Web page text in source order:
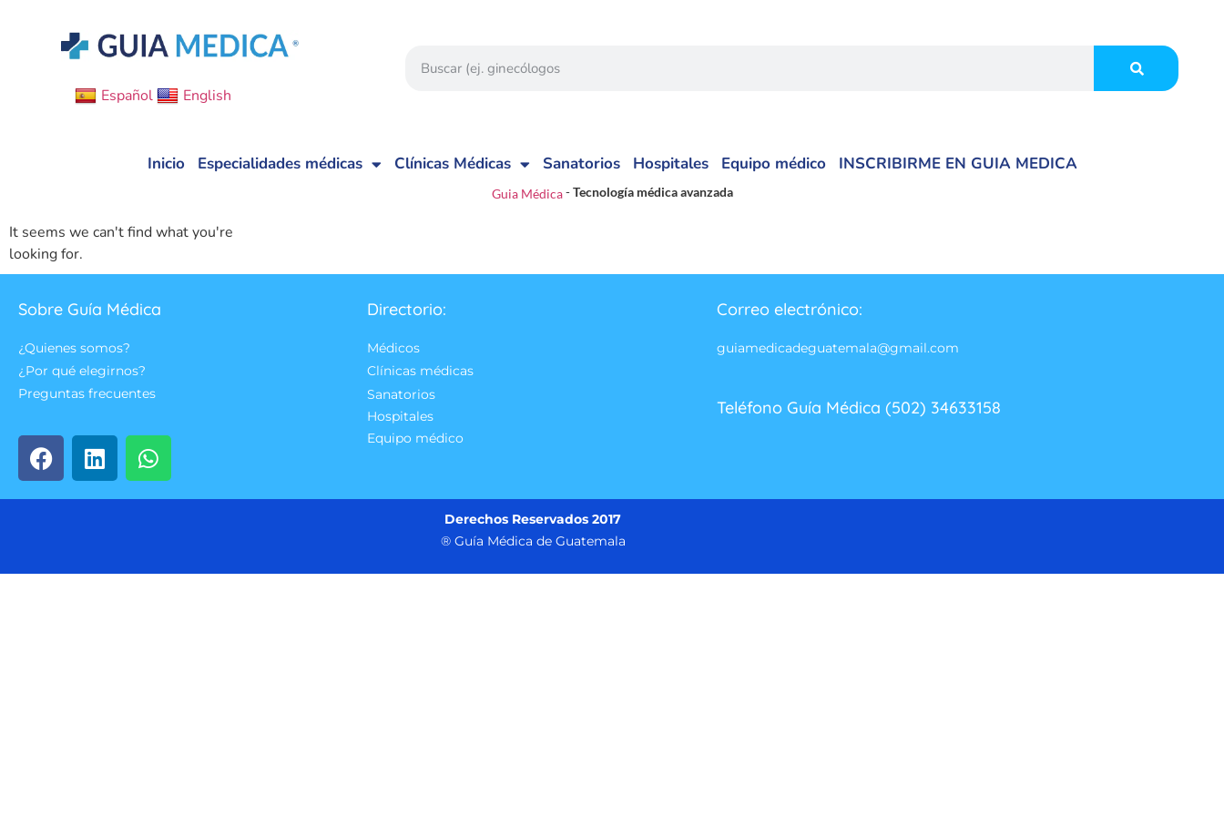
Español English
Inicio Especialidades médicas Clínicas Médicas Sanatorios Hospitales Equipo médico INSCRIBIRME EN GUIA MEDICA
Guia Médica-Tecnología médica avanzada
It seems we can't find what you're
looking for.
Sobre Guía Médica
¿Quienes somos?
¿Por qué elegirnos?
Preguntas frecuentes
Directorio:
Médicos
Clínicas médicas
Sanatorios
Hospitales
Equipo médico
Correo electrónico:
guiamedicadeguatemala@gmail.com
Teléfono Guía Médica (502) 34633158
Derechos Reservados 2017
® Guía Médica de Guatemala